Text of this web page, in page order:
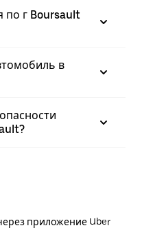
г Boursault
в
приложение Uber